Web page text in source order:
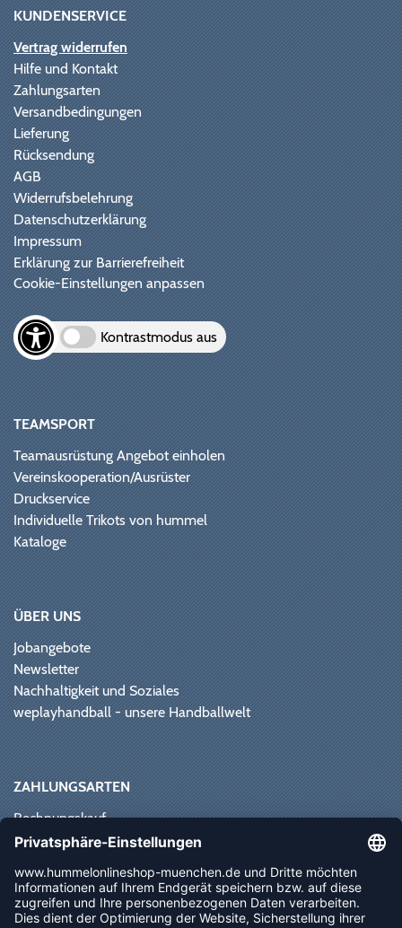
KUNDENSERVICE
Vertrag widerrufen
Hilfe und Kontakt
Zahlungsarten
Versandbedingungen
Lieferung
Rücksendung
AGB
Widerrufsbelehrung
Datenschutzerklärung
Impressum
Erklärung zur Barrierefreiheit
Cookie-Einstellungen anpassen
Kontrastmodus aus
TEAMSPORT
Teamausrüstung Angebot einholen
Vereinskooperation/Ausrüster
Druckservice
Individuelle Trikots von hummel
Kataloge
ÜBER UNS
Jobangebote
Newsletter
Nachhaltigkeit und Soziales
weplayhandball - unsere Handballwelt
ZAHLUNGSARTEN
Rechnungskauf
Paypal
Vorkasse
Sofortüberweisung